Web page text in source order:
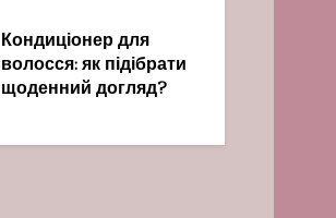
Кондиціонер для
волосся: як підібрати
щоденний догляд?